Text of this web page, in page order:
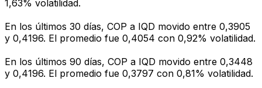
1,63% volatilidad.
En los últimos 30 días, COP a IQD movido entre 0,3905
y 0,4196. El promedio fue 0,4054 con 0,92% volatilidad.
En los últimos 90 días, COP a IQD movido entre 0,3448
y 0,4196. El promedio fue 0,3797 con 0,81% volatilidad.